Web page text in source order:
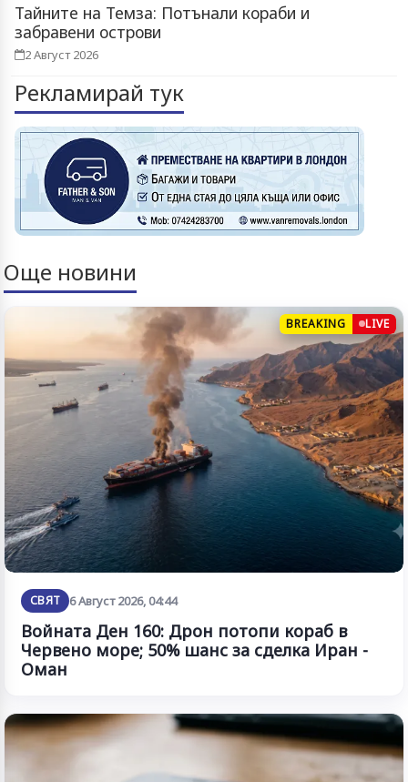
Тайните на Темза: Потънали кораби и
забравени острови
2 Август 2026
Рекламирай тук
Още новини
BREAKING LIVE
СВЯТ 6 Август 2026, 04:44
Войната Ден 160: Дрон потопи кораб в
Червено море; 50% шанс за сделка Иран -
Оман